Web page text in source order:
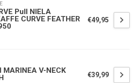
Pull NIELA
CURVE FEATHER
€49,95
V-NECK
€39,99